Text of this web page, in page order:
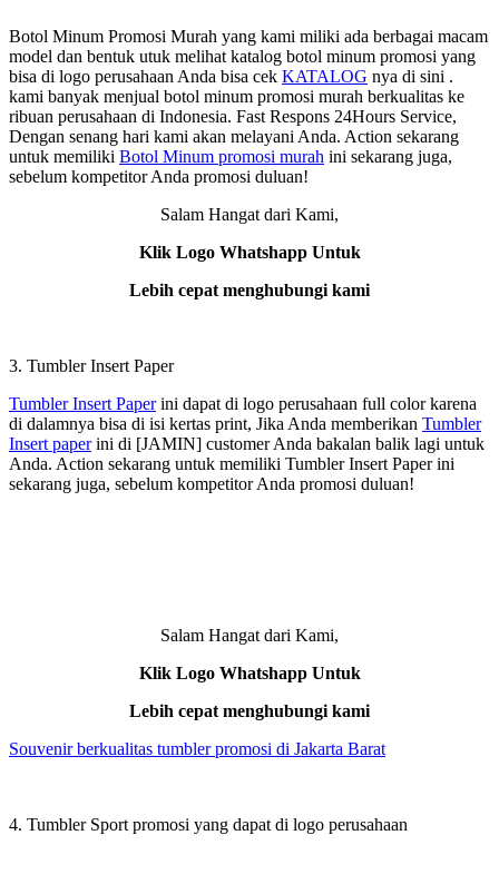
Botol Minum Promosi Murah yang kami miliki ada berbagai macam
model dan bentuk utuk melihat katalog botol minum promosi yang
bisa di logo perusahaan Anda bisa cek KATALOG nya di sini .
kami banyak menjual botol minum promosi murah berkualitas ke
ribuan perusahaan di Indonesia. Fast Respons 24Hours Service,
Dengan senang hari kami akan melayani Anda. Action sekarang
untuk memiliki Botol Minum promosi murah ini sekarang juga,
sebelum kompetitor Anda promosi duluan!
Salam Hangat dari Kami,
Klik Logo Whatshapp Untuk
Lebih cepat menghubungi kami
3. Tumbler Insert Paper
Tumbler Insert Paperini dapat di logo perusahaan full color karena
di dalamnya bisa di isi kertas print, Jika Anda memberikan Tumbler
Insert paperini di [JAMIN] customer Anda bakalan balik lagi untuk
Anda. Action sekarang untuk memiliki Tumbler Insert Paper ini
sekarang juga, sebelum kompetitor Anda promosi duluan!
Salam Hangat dari Kami,
Klik Logo Whatshapp Untuk
Lebih cepat menghubungi kami
Souvenir berkualitas tumbler promosi di Jakarta Barat
4. Tumbler Sport promosi yang dapat di logo perusahaan